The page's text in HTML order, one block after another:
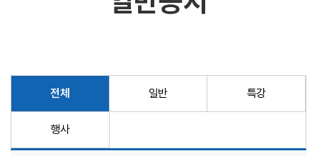
전체 일반 특강
행사